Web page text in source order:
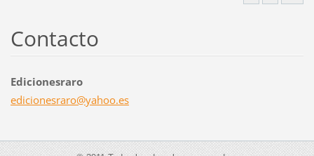
Contacto
Edicionesraro
edicionesraro@yahoo.es